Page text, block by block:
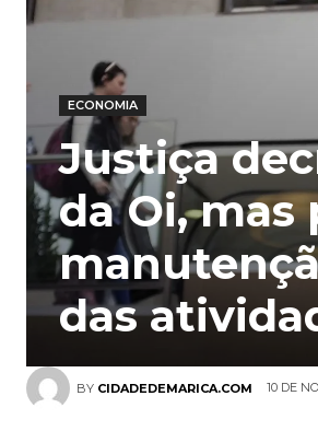
BY CIDADEDEMARICA.COM 10 DE
ECONOMIA
Justiça
da Oi,
das